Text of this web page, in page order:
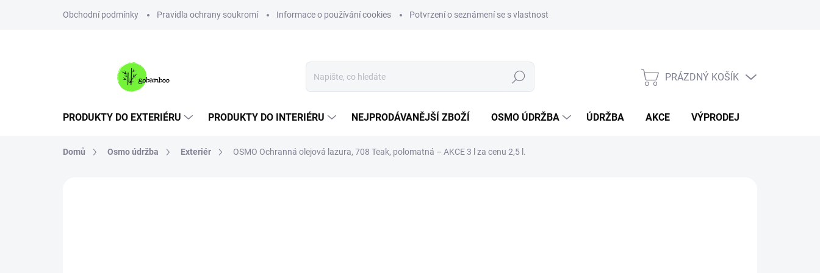
Obchodní podmínky Pravidla ochrany soukromí Informace o používání cookies Potvrzení o seznámení se s vlastnostmi bambusu
Hledat
NÁKUPNÍ
PRÁZDNÝ KOŠÍK
PRODUKTY DO EXTERIÉRU PRODUKTY DO INTERIÉRU NEJPRODÁVANĚJŠÍ ZBOŽÍ OSMO ÚDRŽBA ÚDRŽBA AKCE VÝPRODEJ
Domů Osmo údržba Exteriér OSMO Ochranná olejová lazura, 708 Teak, polomatná – AKCE 3 l za cenu 2,5 l.